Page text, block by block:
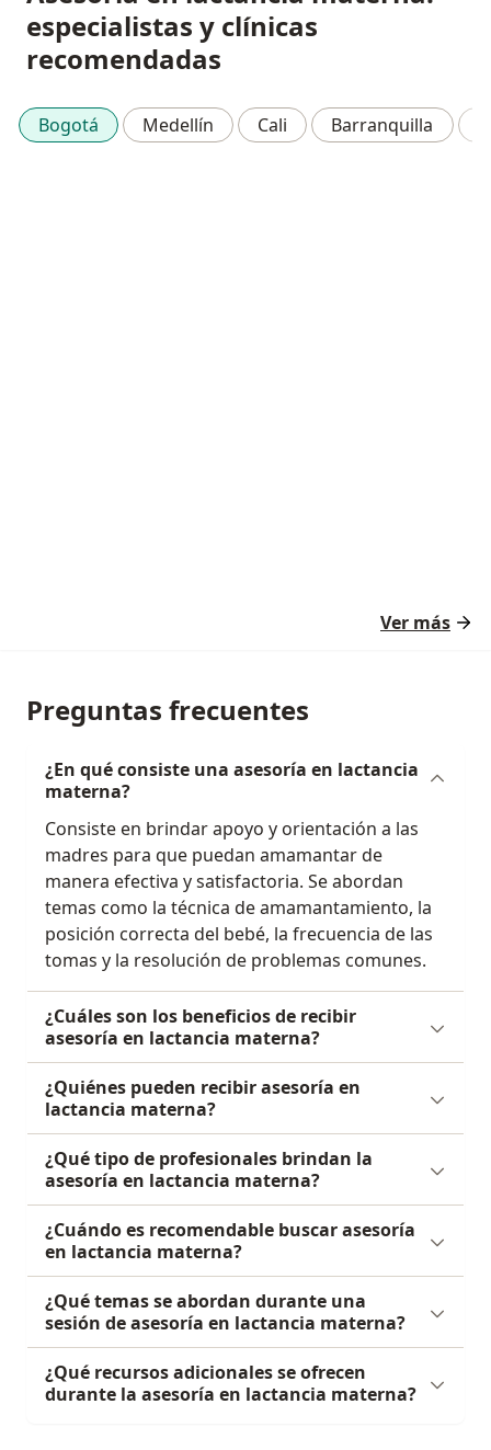
especialistas y clínicas
recomendadas
Bogotá Medellín Cali Barranquilla
Ver más
Preguntas frecuentes
¿En qué consiste una asesoría en lactancia
materna?
Consiste en brindar apoyo y orientación a las
madres para que puedan amamantar de
manera efectiva y satisfactoria. Se abordan
temas como la técnica de amamantamiento, la
posición correcta del bebé, la frecuencia de las
tomas y la resolución de problemas comunes.
¿Cuáles son los beneficios de recibir
asesoría en lactancia materna?
¿Quiénes pueden recibir asesoría en
lactancia materna?
¿Qué tipo de profesionales brindan la
asesoría en lactancia materna?
¿Cuándo es recomendable buscar asesoría
en lactancia materna?
¿Qué temas se abordan durante una
sesión de asesoría en lactancia materna?
¿Qué recursos adicionales se ofrecen
durante la asesoría en lactancia materna?